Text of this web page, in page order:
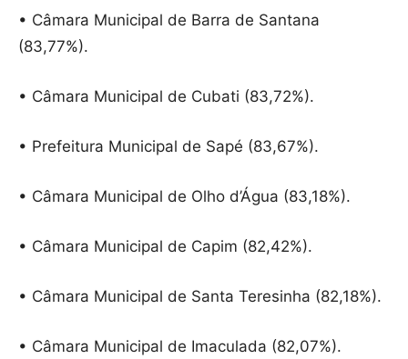
• Câmara Municipal de Barra de Santana
(83,77%).
• Câmara Municipal de Cubati (83,72%).
• Prefeitura Municipal de Sapé (83,67%).
• Câmara Municipal de Olho d’Água (83,18%).
• Câmara Municipal de Capim (82,42%).
• Câmara Municipal de Santa Teresinha (82,18%).
• Câmara Municipal de Imaculada (82,07%).